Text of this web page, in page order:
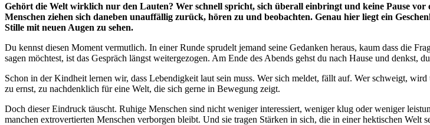
Gehört die Welt wirklich nur den Lauten? Wer schnell spricht, sich überall einbringt und keine Pause
Menschen ziehen sich daneben unauffällig zurück, hören zu und beobachten. Genau hier liegt ein
Stille mit neuen Augen zu sehen.
Du kennst diesen Moment vermutlich. In einer Runde sprudelt jemand seine Gedanken heraus, kaum dass die
sagen möchtest, ist das Gespräch längst weitergezogen. Am Ende des Abends gehst du nach Hause und denkst,
Schon in der Kindheit lernen wir, dass Lebendigkeit laut sein muss. Wer sich meldet, fällt auf. Wer schweigt,
zu ernst, zu nachdenklich für eine Welt, die sich gerne in Bewegung zeigt.
Doch dieser Eindruck täuscht. Ruhige Menschen sind nicht weniger interessiert, weniger klug oder weniger
manchen extrovertierten Menschen verborgen bleibt. Und sie tragen Stärken in sich, die in einer hektischen Welt